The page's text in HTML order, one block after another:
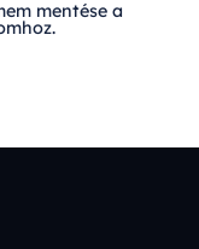
mentése a